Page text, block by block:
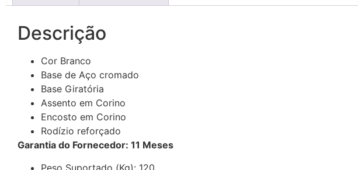
Descrição
Cor Branco
Base de Aço cromado
Base Giratória
Assento em Corino
Encosto em Corino
Rodízio reforçado
Garantia do Fornecedor: 11 Meses
Peso Suportado (Kg): 120